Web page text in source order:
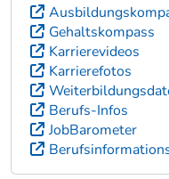
Gehaltskompass
Karrierevideos
Karrierefotos
Berufs-Infos
JobBarometer